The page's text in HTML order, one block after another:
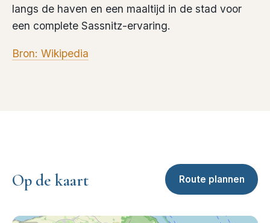
langs de haven en een maaltijd in de stad voor
een complete Sassnitz-ervaring.
Bron: Wikipedia
Op de kaart Route plannen